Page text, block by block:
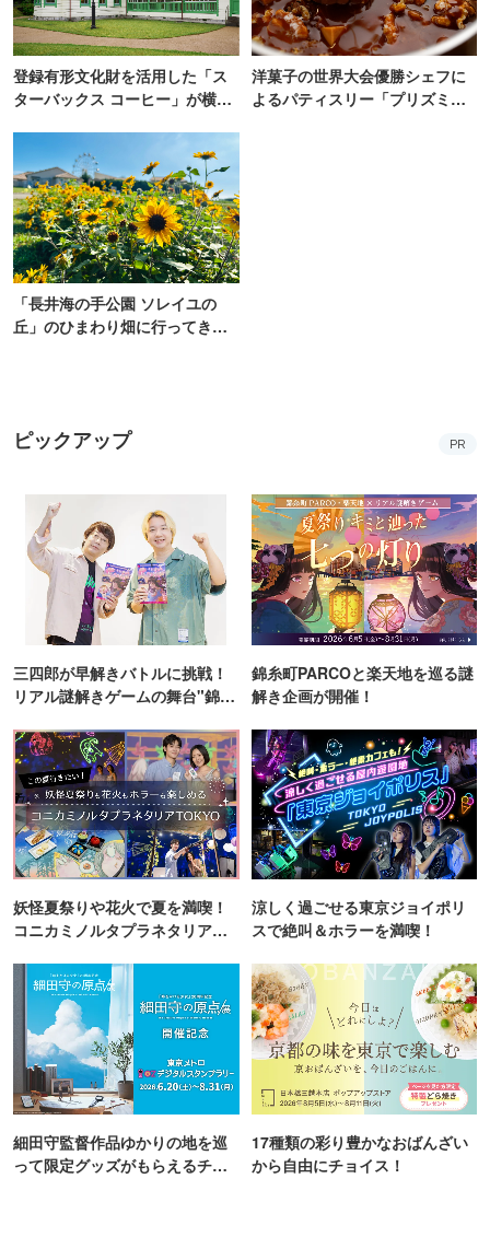
登録有形文化財を活用した「ス
ターバックス コーヒー」が横
洋菓子の世界大会優勝シェフに
よるパティスリー「プリズミッ
「長井海の手公園 ソレイユの
丘」のひまわり畑に行ってき
ピックアップ PR
三四郎が早解きバトルに挑戦！
リアル謎解きゲームの舞台"錦糸
錦糸町PARCOと楽天地を巡る謎
解き企画が開催！
妖怪夏祭りや花火で夏を満喫！
コニカミノルタプラネタリア
涼しく過ごせる東京ジョイポリ
スで絶叫＆ホラーを満喫！
細田守監督作品ゆかりの地を巡
って限定グッズがもらえるチャ
17種類の彩り豊かなおばんざい
から自由にチョイス！